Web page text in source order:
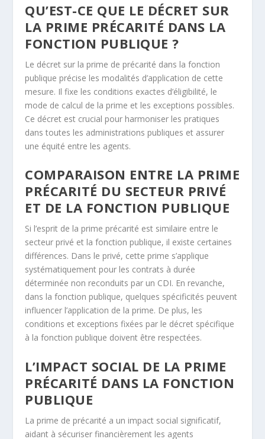
QU’EST-CE QUE LE DÉCRET SUR
LA PRIME PRÉCARITÉ DANS LA
FONCTION PUBLIQUE ?
Le décret sur la prime de précarité dans la fonction
publique précise les modalités d’application de cette
mesure. Il fixe les conditions exactes d’éligibilité, le
mode de calcul de la prime et les exceptions possibles.
Ce décret est crucial pour harmoniser les pratiques
dans toutes les administrations publiques et assurer
une équité entre les agents.
COMPARAISON ENTRE LA PRIME
PRÉCARITÉ DU SECTEUR PRIVÉ
ET DE LA FONCTION PUBLIQUE
Si l’esprit de la prime précarité est similaire entre le
secteur privé et la fonction publique, il existe certaines
différences. Dans le privé, cette prime s’applique
systématiquement pour les contrats à durée
déterminée non reconduits par un CDI. En revanche,
dans la fonction publique, quelques spécificités peuvent
influencer l’application de la prime. De plus, les
conditions et exceptions fixées par le décret spécifique
à la fonction publique doivent être respectées.
L’IMPACT SOCIAL DE LA PRIME
PRÉCARITÉ DANS LA FONCTION
PUBLIQUE
La prime de précarité a un impact social significatif,
aidant à sécuriser financièrement les agents